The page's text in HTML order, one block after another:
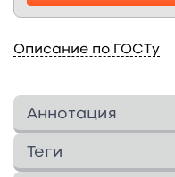
Описание по ГОСТу
Аннотация
В пособии
средства,
Теги